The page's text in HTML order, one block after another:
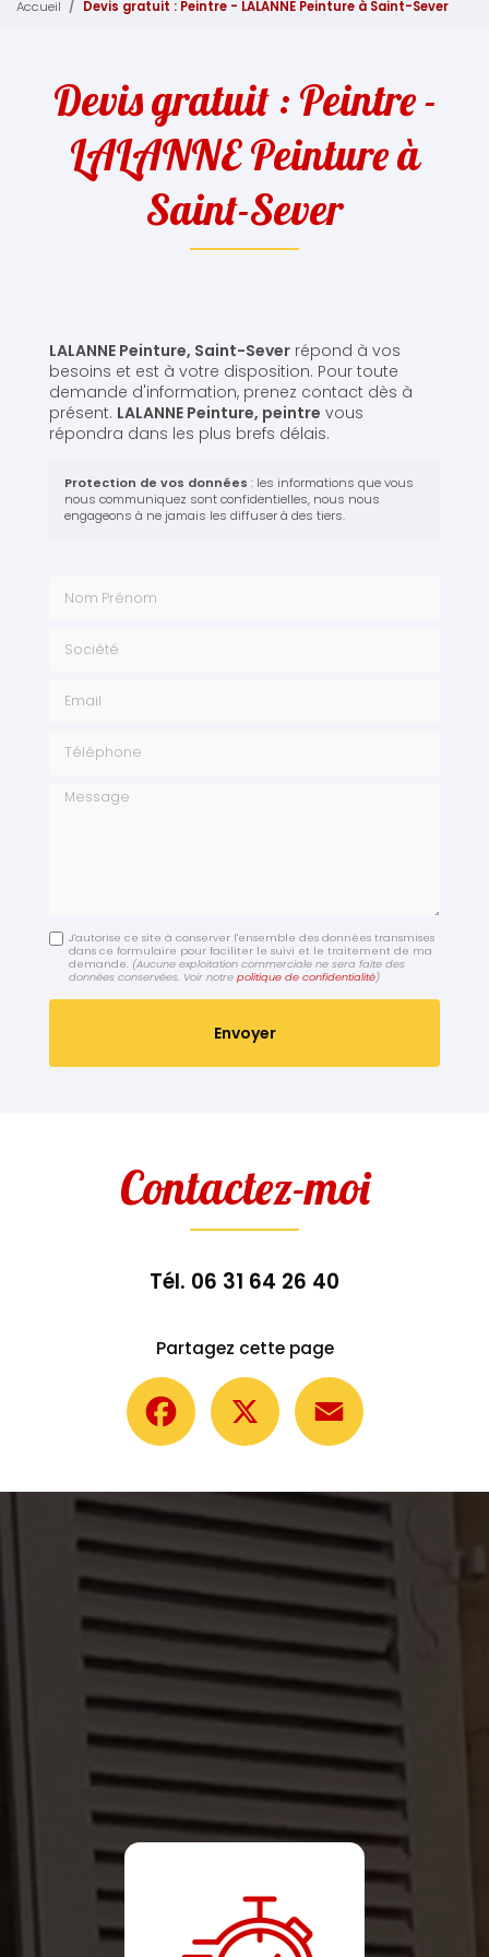
Accueil Devis gratuit : Peintre - LALANNE Peinture à Saint-Sever
Devis gratuit : Peintre -
LALANNE Peinture à
Saint-Sever
LALANNE Peinture, Saint-Sever répond à vos
besoins et est à votre disposition. Pour toute
demande d'information, prenez contact dès à
présent. LALANNE Peinture, peintre vous
répondra dans les plus brefs délais.
Protection de vos données : les informations que vous
nous communiquez sont confidentielles, nous nous
engageons à ne jamais les diffuser à des tiers.
Message
J'autorise ce site à conserver l'ensemble des données transmises
dans ce formulaire pour faciliter le suivi et le traitement de ma
demande. (Aucune exploitation commerciale ne sera faite des
données conservées. Voir notrepolitique de confidentialité)
Contactez-moi
Tél. 06 31 64 26 40
Partagez cette page
Facebook